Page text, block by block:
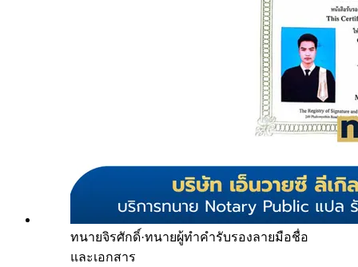
ทนายจิรศักดิ์·ทนายผู้ทำคำรับรองลายมือชื่อ
และเอกสาร